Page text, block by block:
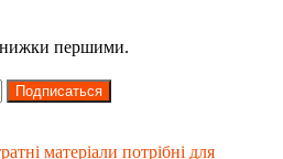
знижки першими.